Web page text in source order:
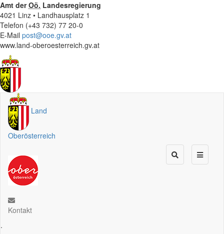
Amt derOö. Landesregierung
4021 Linz • Landhausplatz 1
Telefon (+43 732) 77 20-0
E-Mail post@ooe.gv.at
www.land-oberoesterreich.gv.at
Land
Oberösterreich
Kontakt
.